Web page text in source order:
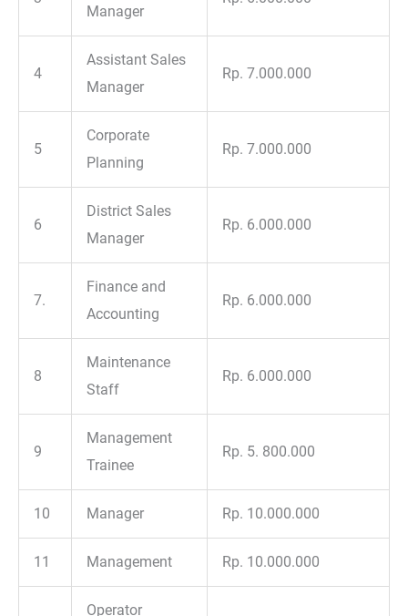
Manager
4
Assistant Sales
Manager
Rp. 7.000.000
5
Corporate
Planning
Rp. 7.000.000
6
District Sales
Manager
Rp. 6.000.000
7.
Finance and
Accounting
Rp. 6.000.000
8
Maintenance
Staff
Rp. 6.000.000
9
Management
Trainee
Rp. 5. 800.000
10 Manager Rp. 10.000.000
11 Management Rp. 10.000.000
Operator